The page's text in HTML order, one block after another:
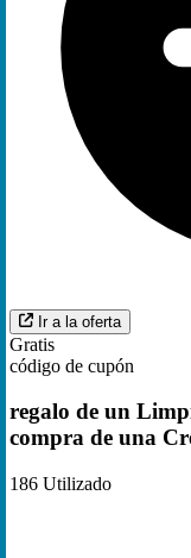
Ir a la oferta
Gratis
código de cupón
regalo de un
compra de una
186 Utilizado